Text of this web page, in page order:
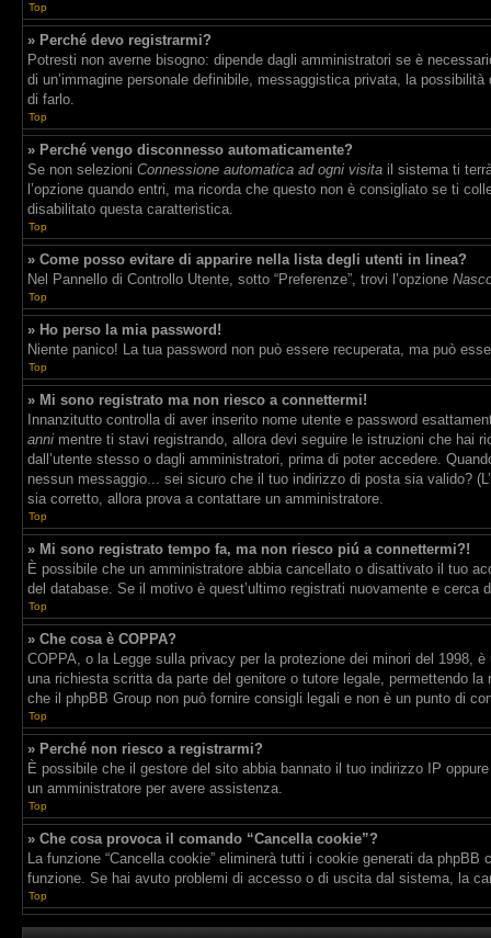
Top
» Perché devo registrarmi?
Potresti non averne bisogno: dipende dagli amministratori se è
di un’immagine personale definibile, messaggistica privata, la
di farlo.
Top
» Perché vengo disconnesso automaticamente?
Se non selezioni Connessione automatica ad ogni visita il sistema ti
l’opzione quando entri, ma ricorda che questo non è consigliato se ti
disabilitato questa caratteristica.
Top
» Come posso evitare di apparire nella lista degli utenti in linea?
Nel Pannello di Controllo Utente, sotto “Preferenze”, trovi l’opzione
Top
» Ho perso la mia password!
Niente panico! La tua password non può essere recuperata, ma può
Top
» Mi sono registrato ma non riesco a connettermi!
Innanzitutto controlla di aver inserito nome utente e password
anni mentre ti stavi registrando, allora devi seguire le istruzioni che hai
dall’utente stesso o dagli amministratori, prima di poter accedere.
nessun messaggio... sei sicuro che il tuo indirizzo di posta sia valido?
sia corretto, allora prova a contattare un amministratore.
Top
» Mi sono registrato tempo fa, ma non riesco piú a connettermi?!
È possibile che un amministratore abbia cancellato o disattivato il tuo
del database. Se il motivo è quest’ultimo registrati nuovamente e cerca
Top
» Che cosa è COPPA?
COPPA, o la Legge sulla privacy per la protezione dei minori del 1998,
una richiesta scritta da parte del genitore o tutore legale, permettendo
che il phpBB Group non può fornire consigli legali e non è un punto di
Top
» Perché non riesco a registrarmi?
È possibile che il gestore del sito abbia bannato il tuo indirizzo IP
un amministratore per avere assistenza.
Top
» Che cosa provoca il comando “Cancella cookie”?
La funzione “Cancella cookie” eliminerà tutti i cookie generati da
funzione. Se hai avuto problemi di accesso o di uscita dal sistema, la
Top